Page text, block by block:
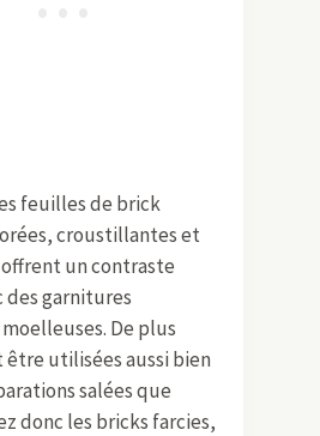
feuilles de brick
croustillantes et
un contraste
des garnitures
De plus
utilisées aussi bien
salées que
donc les bricks farcies,